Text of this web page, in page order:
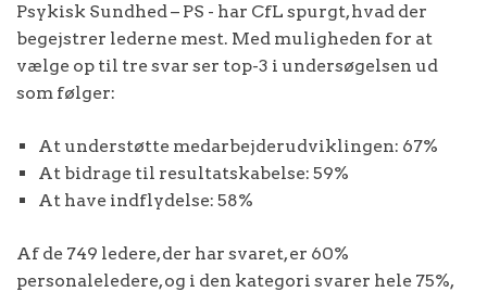
Psykisk Sundhed – PS - har CfL spurgt, hvad der
begejstrer lederne mest. Med muligheden for at
vælge op til tre svar ser top-3 i undersøgelsen ud
som følger:
At understøtte medarbejderudviklingen: 67%
At bidrage til resultatskabelse: 59%
At have indflydelse: 58%
Af de 749 ledere, der har svaret, er 60%
personaleledere, og i den kategori svarer hele 75%,